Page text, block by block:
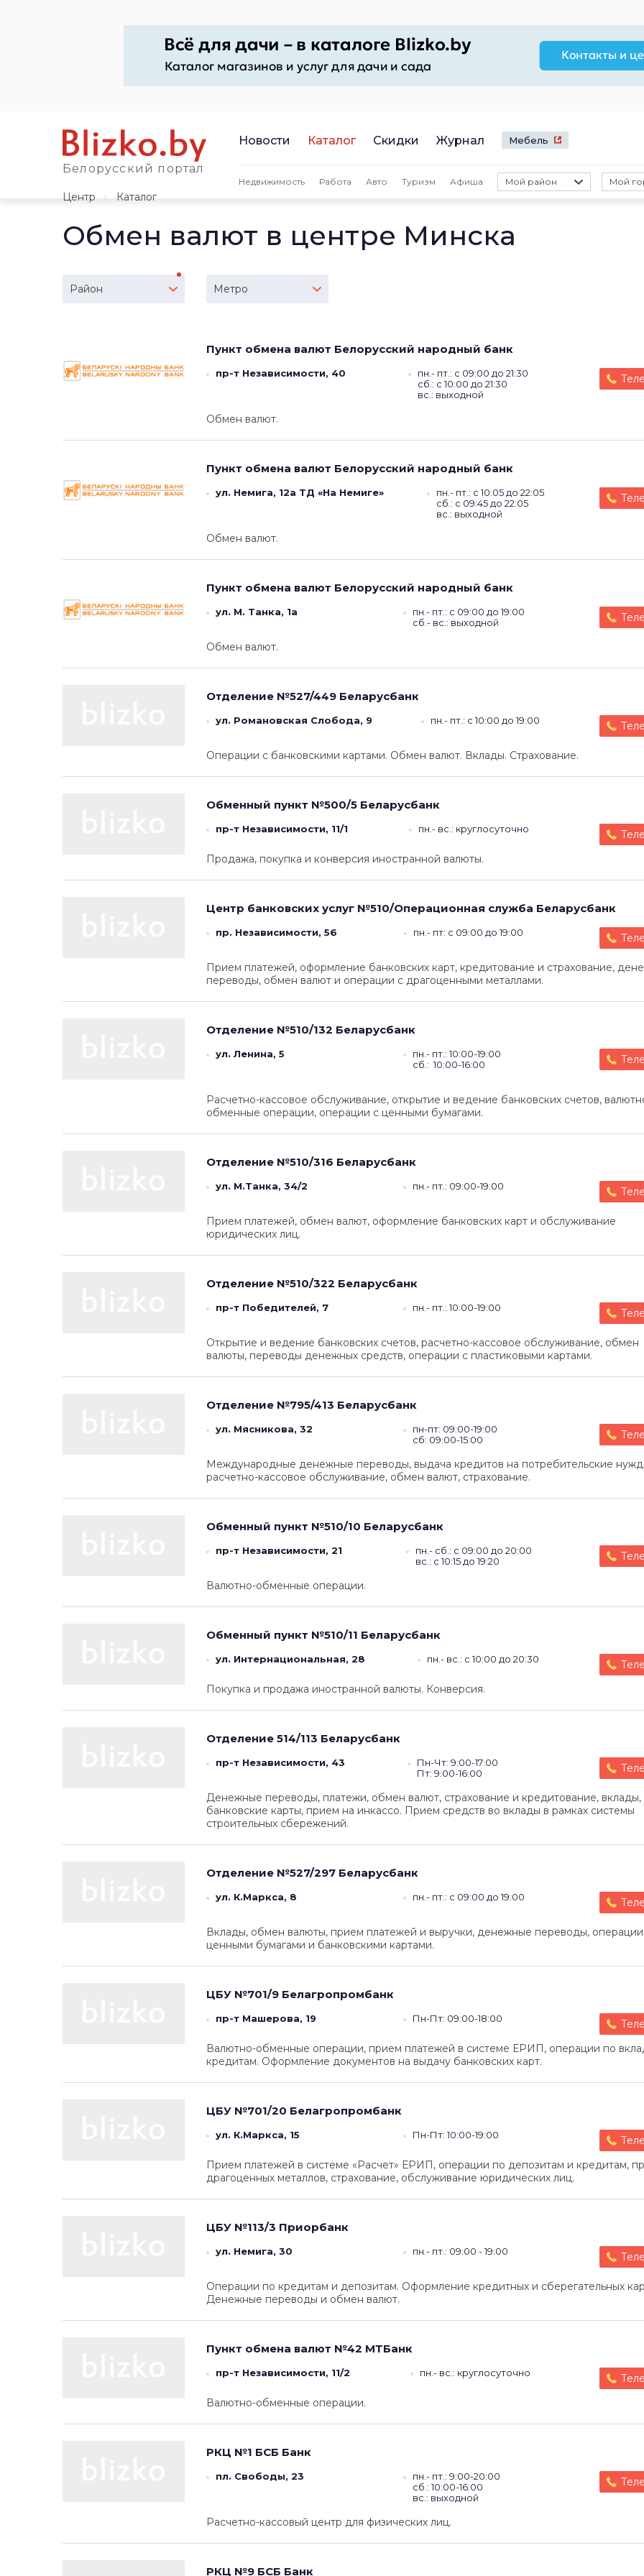
Белорусский портал
Новости Каталог Скидки Журнал Мебель
Недвижимость Работа Авто Туризм Афиша Мой район Мой
Центр
Каталог
Обмен валют в центре Минска
Район Метро
Пункт обмена валют Белорусский народный банк
пр-т Независимости, 40
пн.- пт.: с 09:00 до 21:30
сб.: с 10:00 до 21:30
вс.: выходной
Обмен валют.
Пункт обмена валют Белорусский народный банк
ул. Немига, 12а ТД «На Немиге»
пн.- пт.: с 10:05 до 22:05
сб.: с 09:45 до 22:05
вс.: выходной
Обмен валют.
Пункт обмена валют Белорусский народный банк
ул. М. Танка, 1а
пн.- пт.: с 09:00 до 19:00
сб.- вс.: выходной
Обмен валют.
Отделение №527/449 Беларусбанк
ул. Романовская Слобода, 9 пн.- пт.: с 10:00 до 19:00
Операции с банковскими картами. Обмен валют. Вклады. Страхование.
Обменный пункт №500/5 Беларусбанк
пр-т Независимости, 11/1 пн.- вс.: круглосуточно
Продажа, покупка и конверсия иностранной валюты.
Центр банковских услуг №510/Операционная служба Беларусбанк
пр. Независимости, 56 пн.- пт: с 09:00 до 19:00
Прием платежей, оформление банковских карт, кредитование и страхование,
переводы, обмен валют и операции с драгоценными металлами.
Отделение №510/132 Беларусбанк
ул. Ленина, 5
пн.- пт.: 10:00-19:00
сб.: 10:00-16:00
Расчетно-кассовое обслуживание, открытие и ведение банковских счетов,
обменные операции, операции с ценными бумагами.
Отделение №510/316 Беларусбанк
ул. М.Танка, 34/2 пн.- пт.: 09:00-19:00
Прием платежей, обмен валют, оформление банковских карт и обслуживание
юридических лиц.
Отделение №510/322 Беларусбанк
пр-т Победителей, 7 пн.- пт.: 10:00-19:00
Открытие и ведение банковских счетов, расчетно-кассовое обслуживание, обмен
валюты, переводы денежных средств, операции с пластиковыми картами.
Отделение №795/413 Беларусбанк
ул. Мясникова, 32
пн-пт: 09:00-19:00
сб: 09:00-15:00
Международные денежные переводы, выдача кредитов на потребительские
расчетно-кассовое обслуживание, обмен валют, страхование.
Обменный пункт №510/10 Беларусбанк
пр-т Независимости, 21
пн.- сб.: с 09:00 до 20:00
вс.: с 10:15 до 19:20
Валютно-обменные операции.
Обменный пункт №510/11 Беларусбанк
ул. Интернациональная, 28 пн.- вс.: с 10:00 до 20:30
Покупка и продажа иностранной валюты. Конверсия.
Отделение 514/113 Беларусбанк
пр-т Независимости, 43
Пн-Чт: 9:00-17:00
Пт: 9:00-16:00
Денежные переводы, платежи, обмен валют, страхование и кредитование, вклады,
банковские карты, прием на инкассо. Прием средств во вклады в рамках системы
строительных сбережений.
Отделение №527/297 Беларусбанк
ул. К.Маркса, 8 пн.- пт.: с 09:00 до 19:00
Вклады, обмен валюты, прием платежей и выручки, денежные переводы,
ценными бумагами и банковскими картами.
ЦБУ №701/9 Белагропромбанк
пр-т Машерова, 19 Пн-Пт: 09:00-18:00
Валютно-обменные операции, прием платежей в системе ЕРИП, операции по
кредитам. Оформление документов на выдачу банковских карт.
ЦБУ №701/20 Белагропромбанк
ул. К.Маркса, 15 Пн-Пт: 10:00-19:00
Прием платежей в системе «Расчет» ЕРИП, операции по депозитам и кредитам,
драгоценных металлов, страхование, обслуживание юридических лиц.
ЦБУ №113/3 Приорбанк
ул. Немига, 30 пн.- пт.: 09:00 - 19:00
Операции по кредитам и депозитам. Оформление кредитных и сберегательных
Денежные переводы и обмен валют.
Пункт обмена валют №42 МТБанк
пр-т Независимости, 11/2 пн.- вс.: круглосуточно
Валютно-обменные операции.
РКЦ №1 БСБ Банк
пл. Свободы, 23
пн.- пт.: 9:00-20:00
сб.: 10:00-16:00
вс.: выходной
Расчетно-кассовый центр для физических лиц.
РКЦ №9 БСБ Банк